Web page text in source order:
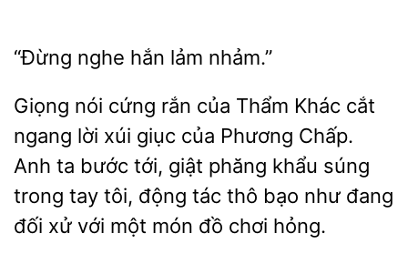
“Đừng nhảm.”
Giọng nói cứng rắn của Thẩm
cắt
ngang lời xúi giục của Phương Chấp.
Anh ta bước
giật phăng khẩu súng
trong tay tôi, động
thô bạo như đang
đối xử với một món đồ chơi hỏng.